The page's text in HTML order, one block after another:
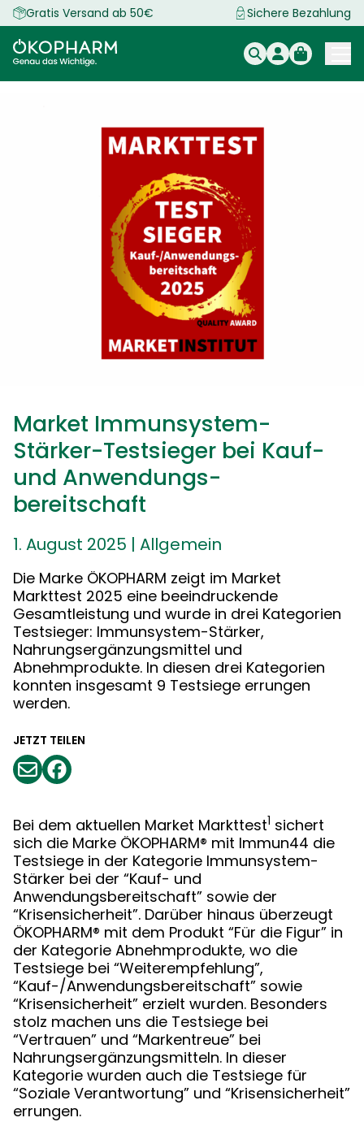
Zum
Inhalt
springen
Gratis Versand ab 50€ Sichere Bezahlung
Market Immunsystem-
Stärker-Testsieger bei Kauf-
und Anwendungs-
bereitschaft
1. August 2025 | Allgemein
Die Marke ÖKOPHARM zeigt im Market
Markttest 2025 eine beeindruckende
Gesamtleistung und wurde in drei Kategorien
Testsieger: Immunsystem-Stärker,
Nahrungsergänzungsmittel und
Abnehmprodukte. In diesen drei Kategorien
konnten insgesamt 9 Testsiege errungen
werden.
JETZT TEILEN
Bei dem aktuellen Market Markttest1 sichert
sich die Marke ÖKOPHARM® mit Immun44 die
Testsiege in der Kategorie Immunsystem-
Stärker bei der “Kauf- und
Anwendungsbereitschaft” sowie der
“Krisensicherheit”. Darüber hinaus überzeugt
ÖKOPHARM® mit dem Produkt “Für die Figur” in
der Kategorie Abnehmprodukte, wo die
Testsiege bei “Weiterempfehlung”,
“Kauf-/Anwendungsbereitschaft” sowie
“Krisensicherheit” erzielt wurden. Besonders
stolz machen uns die Testsiege bei
“Vertrauen” und “Markentreue” bei
Nahrungsergänzungsmitteln. In dieser
Kategorie wurden auch die Testsiege für
“Soziale Verantwortung” und “Krisensicherheit”
errungen.